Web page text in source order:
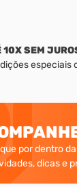
10X SEM
especiais
por dentro
dicas e